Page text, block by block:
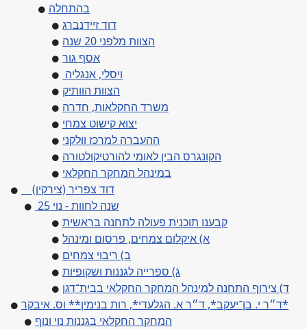
בהתחלה
דוד זיידנברג
הצוות מלפני 20 שנה
אסף גור
ויסלי, אנגליה
הצוות הוותיק
משרד החקלאות, חדרה
יצוּא קישוט צמחי
ההעברה למרכז ווּלקני
הקונגרס הבין לאומי להורטיקולטורה
במינהל המחקר החקלאי
דוד צפריר (צירקין)
25 שנה לחוות - נוי
קבענו תוכנית פעולה לתחנה בראשית
א) איקלום צמחים, פרסום ומינהל
ב) ריבוי צמחים
ג) ספרייה לגננות ושקופיות
ד) צירוף התחנה למינהל המחקר החקלאי בבית־דגן
ד״ר י. בן־יעקב*, ד״ר א. הגלעדי*, רות בנימין** וס. איבקר*
המחקר החקלאי בגננות נוי ונוף